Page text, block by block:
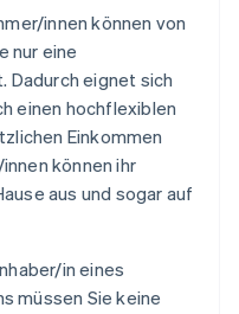
innen können von
nur eine
eignet sich
einen hochflexiblen
Einkommen
können ihr
aus und sogar auf
in eines
müssen Sie keine